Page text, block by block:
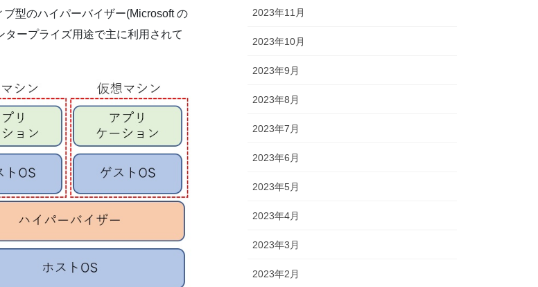
型のハイパーバイザー(Microsoft の
ープライズ用途で主に利用されて
2023年11月
2023年10月
2023年9月
2023年8月
2023年7月
2023年6月
2023年5月
2023年4月
2023年3月
2023年2月